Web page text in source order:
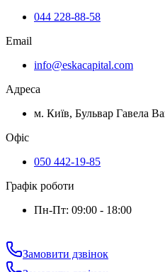
044 228-88-58
Email
info@eskacapital.com
Адреса
м. Київ, Бульвар Гавела
Офіс
050 442-19-85
Графік роботи
Пн-Пт: 09:00 - 18:00
Замовити дзвінок